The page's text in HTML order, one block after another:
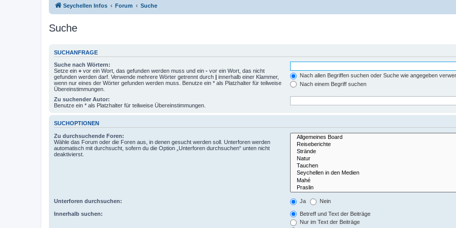
Seychellen Infos Forum Suche
Suche
SUCHANFRAGE
Suche nach Wörtern:
Setze ein + vor ein Wort, das gefunden werden muss und ein - vor ein Wort, das nicht
gefunden werden darf. Verwende mehrere Wörter getrennt durch | innerhalb einer Klammer,
wenn nur eines der Wörter gefunden werden muss. Benutze ein * als Platzhalter für teilweise
Übereinstimmungen.
Nach allen Begriffen suchen oder Suche wie angegeben
Nach einem Begriff suchen
Zu suchender Autor:
Benutze ein * als Platzhalter für teilweise Übereinstimmungen.
SUCHOPTIONEN
Zu durchsuchende Foren:
Wähle das Forum oder die Foren aus, in denen gesucht werden soll. Unterforen werden
automatisch mit durchsucht, sofern du die Option „Unterforen durchsuchen“ unten nicht
deaktivierst.
Unterforen durchsuchen: Ja Nein
Innerhalb suchen:
Betreff und Text der Beiträge
Nur im Text der Beiträge